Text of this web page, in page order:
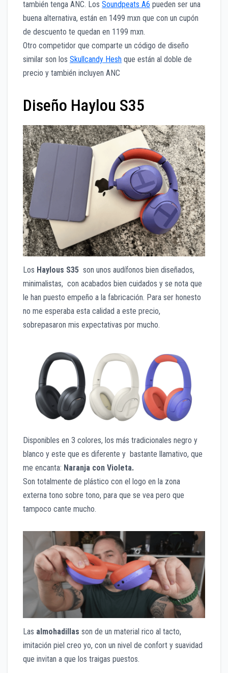
también tenga ANC. Los Soundpeats A6 pueden ser una
buena alternativa, están en 1499 mxn que con un cupón
de descuento te quedan en 1199 mxn.
Otro competidor que comparte un código de diseño
similar son los Skullcandy Hesh que están al doble de
precio y también incluyen ANC
Diseño Haylou S35
Los Haylous S35 son unos audífonos bien diseñados,
minimalistas, con acabados bien cuidados y se nota que
le han puesto empeño a la fabricación. Para ser honesto
no me esperaba esta calidad a este precio,
sobrepasaron mis expectativas por mucho.
Disponibles en 3 colores, los más tradicionales negro y
blanco y este que es diferente y bastante llamativo, que
me encanta: Naranja con Violeta.
Son totalmente de plástico con el logo en la zona
externa tono sobre tono, para que se vea pero que
tampoco cante mucho.
Las almohadillas son de un material rico al tacto,
imitación piel creo yo, con un nivel de confort y suavidad
que invitan a que los traigas puestos.